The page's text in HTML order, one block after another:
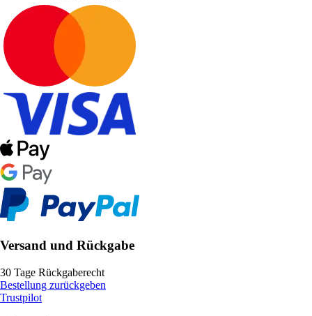
Versand und Rückgabe
30 Tage Rückgaberecht
Bestellung zurückgeben
Trustpilot